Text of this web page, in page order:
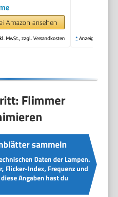
zur
bei
Amazon ansehen
MwSt., zzgl. Versandkosten * Anzeige
Flimmer
sammeln
Daten der Lampen.
Flicker-Index, Frequenz und
Angaben hast du